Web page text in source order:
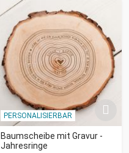
PERSONALISIERBAR
Baumscheibe mit Gravur -
Jahresringe